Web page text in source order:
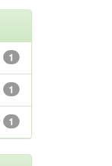
1
1
1